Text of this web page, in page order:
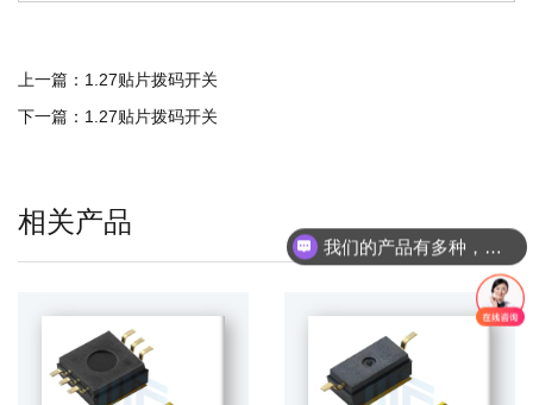
上一篇： 1.27贴片拨码开关
下一篇： 1.27贴片拨码开关
相关产品
我们的产品有多种，请问您具体想了解哪个产品呢？